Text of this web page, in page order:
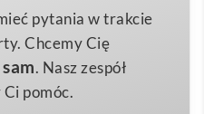
200 g/m² i splotowi
wygodę noszenia
świetnie
wizualną.
,
3XL
Bawełna, 200 g/m2
pytania w trakcie
Chcemy Cię
. Nasz zespół
pomóc.